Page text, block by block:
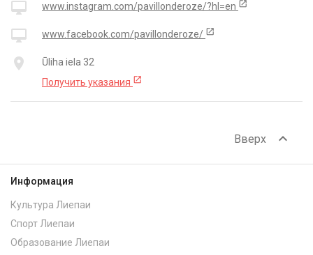
desktop_mac www.instagram.com/pavillonderoze/?hl=en open_in_new
desktop_mac www.facebook.com/pavillonderoze/ open_in_new
place
Ūliha iela 32
Получить указания open_in_new
Вверх expand_less
Информация
Культура Лиепаи
Спорт Лиепаи
Образование Лиепаи